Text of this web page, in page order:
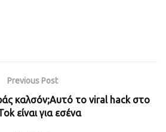
Previous Post
καλσόν;Αυτό το viral hack στο
είναι για εσένα